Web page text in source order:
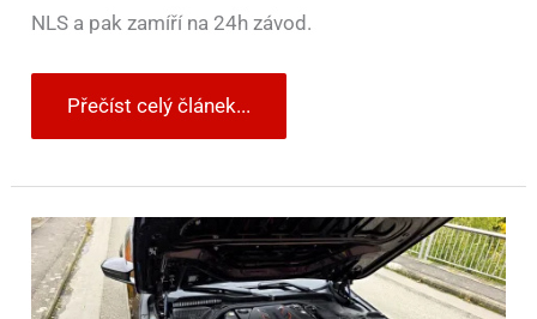
NLS a pak zamíří na 24h závod.
Přečíst celý článek...
Elektřina
ano,
ale
ne
za